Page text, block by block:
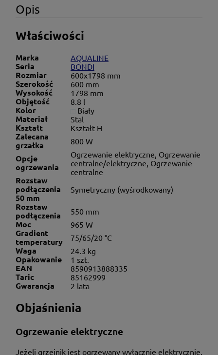
Opis
Właściwości
Marka AQUALINE
Seria BONDI
Rozmiar 600x1798 mm
Szerokość 600 mm
Wysokość 1798 mm
Objętość 8.8 l
Kolor Biały
Materiał Stal
Kształt Kształt H
Zalecana
grzałka
800 W
Opcje
ogrzewania
Ogrzewanie elektryczne, Ogrzewanie
centralne/elektryczne, Ogrzewanie
centralne
Rozstaw
podłączenia
50 mm
Symetryczny (wyśrodkowany)
Rozstaw
podłączenia
550 mm
Moc 965 W
Gradient
temperatury
75/65/20 °C
Waga 24.3 kg
Opakowanie 1 szt.
EAN 8590913888335
Taric 85162999
Gwarancja 2 lata
Objaśnienia
Ogrzewanie elektryczne
Jeżeli grzejnik jest ogrzewany wyłącznie elektrycznie,